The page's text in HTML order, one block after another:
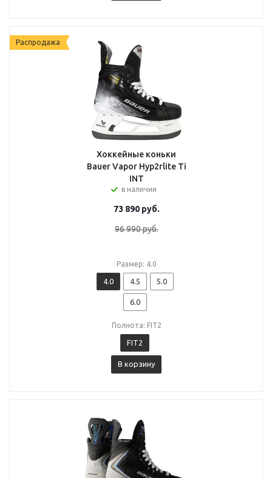
Распродажа
Хоккейные коньки
Bauer Vapor Hyp2rlite Ti
INT
в наличии
73 890руб.
96 990руб.
Размер: 4.0
4.0 4.5 5.0
6.0
Полнота: FIT2
FIT2
В корзину